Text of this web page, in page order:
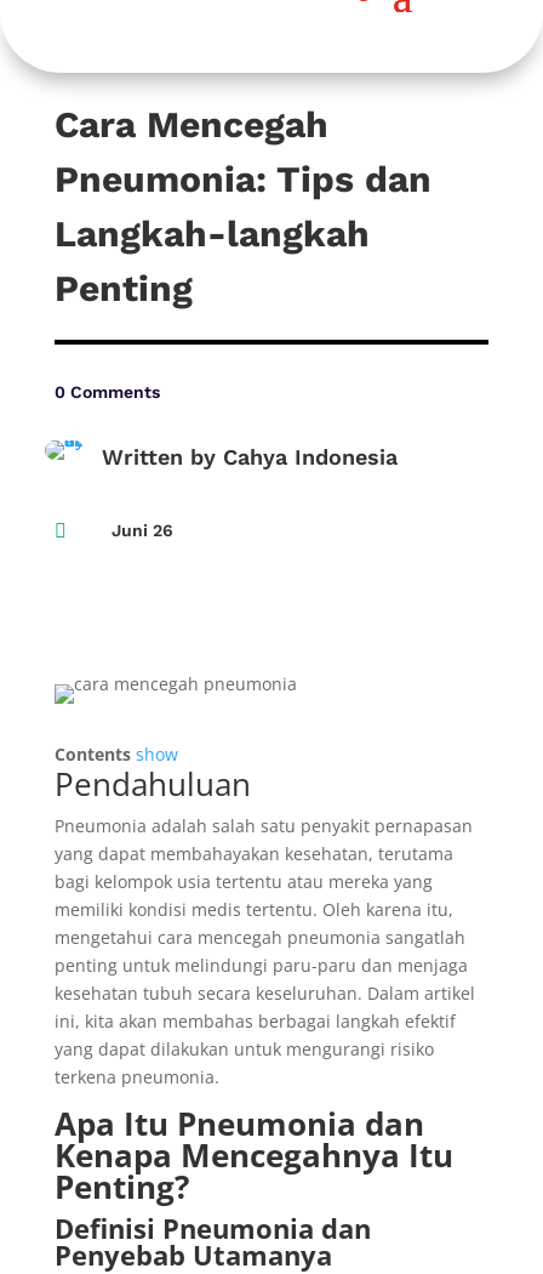
Cara Mencegah
Pneumonia: Tips dan
Langkah-langkah
Penting
0 Comments
Written by Cahya Indonesia
 Juni 26
Contents show
Pendahuluan
Pneumonia adalah salah satu penyakit pernapasan
yang dapat membahayakan kesehatan, terutama
bagi kelompok usia tertentu atau mereka yang
memiliki kondisi medis tertentu. Oleh karena itu,
mengetahui cara mencegah pneumonia sangatlah
penting untuk melindungi paru-paru dan menjaga
kesehatan tubuh secara keseluruhan. Dalam artikel
ini, kita akan membahas berbagai langkah efektif
yang dapat dilakukan untuk mengurangi risiko
terkena pneumonia.
Apa Itu Pneumonia dan
Kenapa Mencegahnya Itu
Penting?
Definisi Pneumonia dan
Penyebab Utamanya